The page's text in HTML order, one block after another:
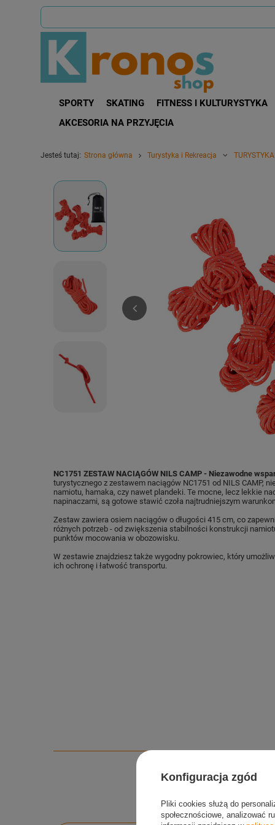
SPORTY SKATING FITNESS I KULTURYSTYKA
AKCESORIA NA PRZYJĘCIA
Jesteś tutaj: Strona główna Turystyka i Rekreacja TURYSTYKA
NC1751 ZESTAW NACIĄGÓW NILS CAMP - Niezawodne
turystycznego z zestawem naciągów NC1751 od NILS CAMP,
namiotu, hamaka, czy nawet plandeki. Te mocne, lecz lekkie
napinaczami, są gotowe stawić czoła najtrudniejszym
Zestaw zawiera osiem naciągów o długości 415 cm, co
różnych potrzeb - od zwiększenia stabilności konstrukcji
punktów mocowania w obozowisku.
W zestawie znajdziesz także wygodny pokrowiec, który
ich ochronę i łatwość transportu.
Konfiguracja zgód
Pliki cookies służą do
społecznościowe, analizować